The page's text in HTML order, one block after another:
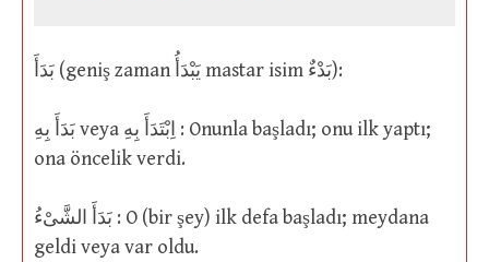
بَدَأَ (geniş zaman يَبْدَأُ mastar isim بَدْءٌ):
بَدَأَ بِهِ veya اِبْتَدَأَ بِهِ : Onunla başladı; onu ilk yaptı;
ona öncelik verdi.
بَدَأَ الشَّىْءُ : O (bir şey) ilk defa başladı; meydana
geldi veya var oldu.